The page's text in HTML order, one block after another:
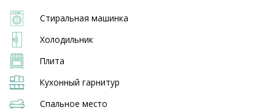
Стиральная машинка
Холодильник
Плита
Кухонный гарнитур
Спальное место